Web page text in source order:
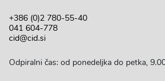
+386 (0)2 780-55-40
041 604-778
cid@cid.si
Odpiralni čas: od ponedeljka do petka,